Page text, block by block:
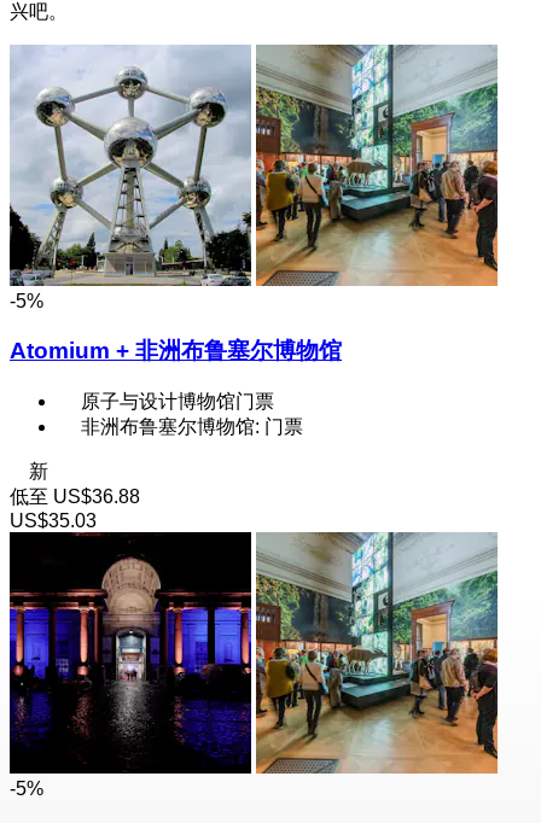
兴吧。
-5%
Atomium + 非洲布鲁塞尔博物馆
原子与设计博物馆门票
非洲布鲁塞尔博物馆: 门票
新
低至 US$36.88
US$35.03
-5%